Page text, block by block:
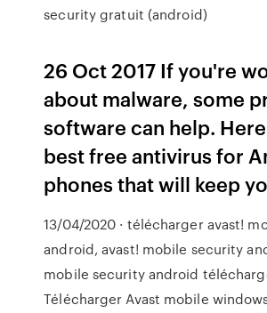
security gratuit (android)
26 Oct 2017 If you're
about malware, some
software can help.
best free antivirus for
phones that will keep
13/04/2020 · télécharger avast!
android, avast! mobile security
mobile security android
Télécharger Avast mobile